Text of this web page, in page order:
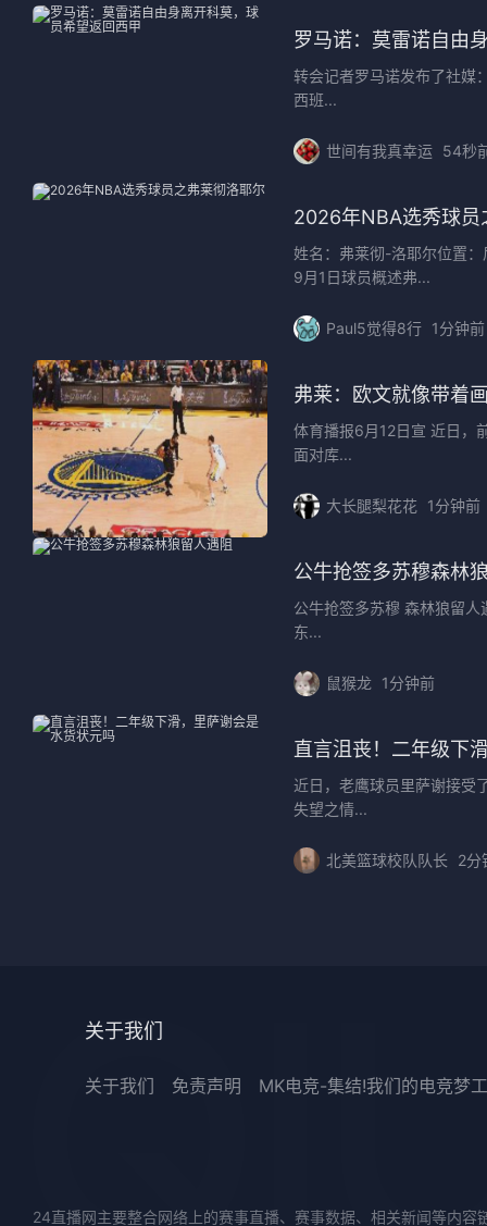
罗马诺：莫雷诺自由
转会记者罗马诺发布了社媒
西班...
世间有我真幸运 54秒
2026年NBA选秀球员
姓名：弗莱彻-洛耶尔位置
9月1日球员概述弗...
Paul5觉得8行 1分钟前
弗莱：欧文就像带着
体育播报6月12日宣 近日，
面对库...
大长腿梨花花 1分钟前
公牛抢签多苏穆森林
公牛抢签多苏穆 森林狼留
东...
鼠猴龙 1分钟前
直言沮丧！二年级下
近日，老鹰球员里萨谢接受
失望之情...
北美篮球校队队长 2分
关于我们
关于我们 免责声明 MK电竞-集结!我们的电竞梦
24直播网主要整合网络上的赛事直播、赛事数据、相关新闻等内